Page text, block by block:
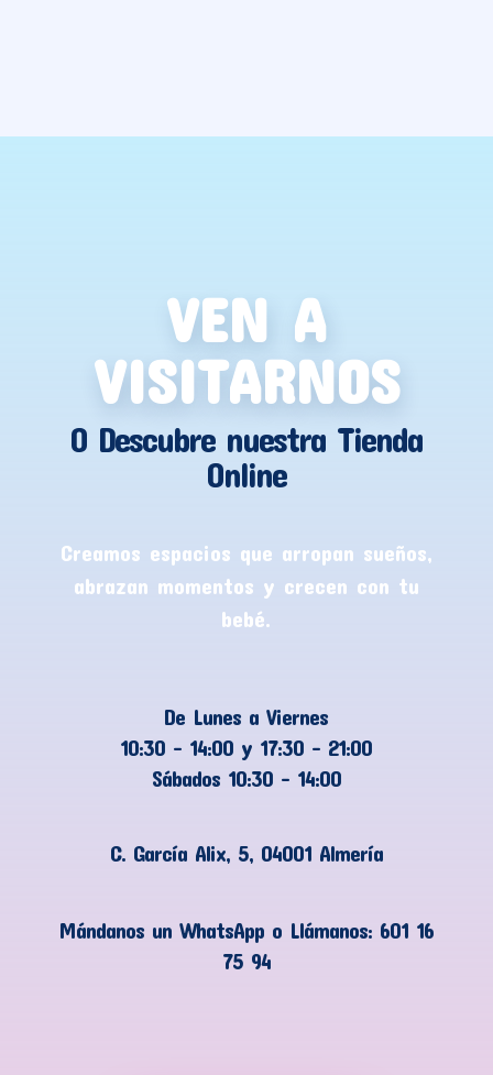
VEN A
VISITARNOS
O Descubre nuestra Tienda
Online
Creamos espacios que arropan sueños,
abrazan momentos y crecen con tu
bebé.
De Lunes a Viernes
10:30 – 14:00 y 17:30 – 21:00
Sábados 10:30 – 14:00
C. García Alix, 5, 04001 Almería
Mándanos un WhatsApp o Llámanos: 601 16
75 94